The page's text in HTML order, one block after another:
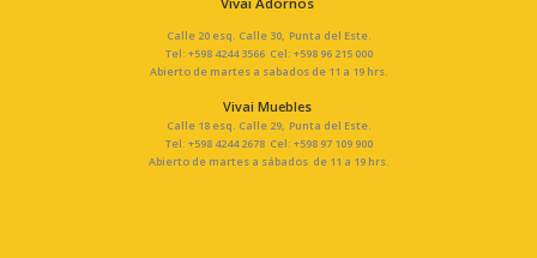
Calle 20 esq. Calle 30, Punta del Este.
Tel: +598 4244 3566 Cel: +598 96 215 000
Abierto de martes a sabados de 11 a 19 hrs.
Vivai Muebles
Calle 18 esq. Calle 29, Punta del Este.
Tel: +598 4244 2678 Cel: +598 97 109 900
Abierto de martes a sábados de 11 a 19 hrs.